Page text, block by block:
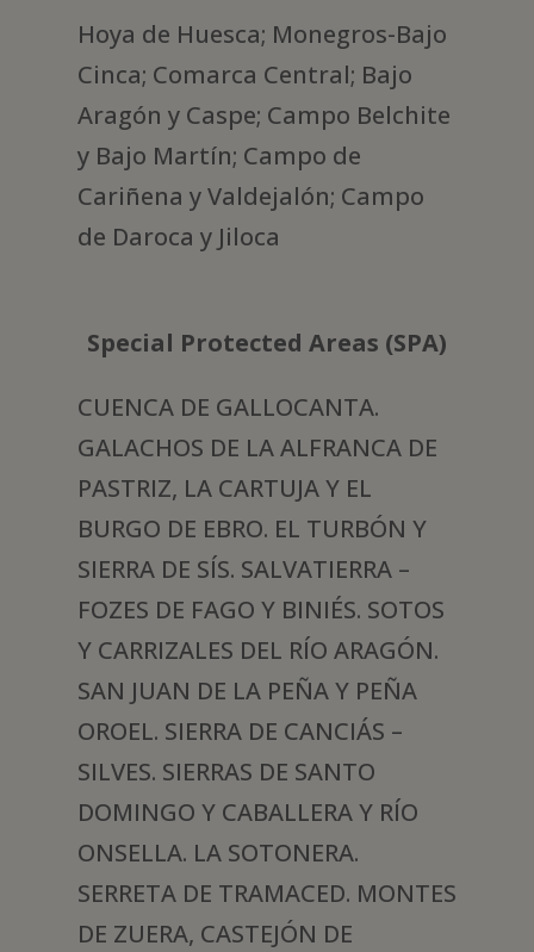
Hoya de Huesca; Monegros-Bajo
Cinca; Comarca Central; Bajo
Aragón y Caspe; Campo Belchite
y Bajo Martín; Campo de
Cariñena y Valdejalón; Campo
de Daroca y Jiloca
Special Protected Areas (SPA)
CUENCA DE GALLOCANTA.
GALACHOS DE LA ALFRANCA DE
PASTRIZ, LA CARTUJA Y EL
BURGO DE EBRO. EL TURBÓN Y
SIERRA DE SÍS. SALVATIERRA –
FOZES DE FAGO Y BINIÉS. SOTOS
Y CARRIZALES DEL RÍO ARAGÓN.
SAN JUAN DE LA PEÑA Y PEÑA
OROEL. SIERRA DE CANCIÁS –
SILVES. SIERRAS DE SANTO
DOMINGO Y CABALLERA Y RÍO
ONSELLA. LA SOTONERA.
SERRETA DE TRAMACED. MONTES
DE ZUERA, CASTEJÓN DE